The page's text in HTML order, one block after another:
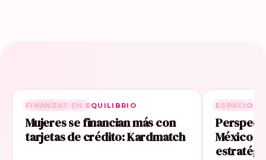
RELACIONADA
FINANZAS EN EQUILIBRIO
Mujeres se financian más con
tarjetas de crédito: Kardmatch
ESPACIO
México